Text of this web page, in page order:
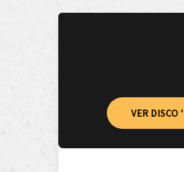
VER DISCO